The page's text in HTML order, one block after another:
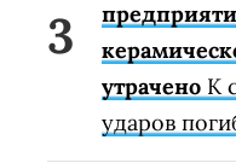
утрачено К
ударов